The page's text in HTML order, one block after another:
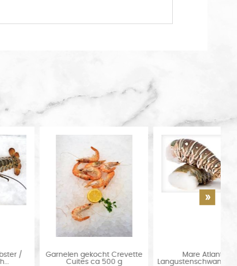
/
Garnelen gekocht Crevette
Cuites ca 500 g
Mare Atlantico
Langustenschwanz lose